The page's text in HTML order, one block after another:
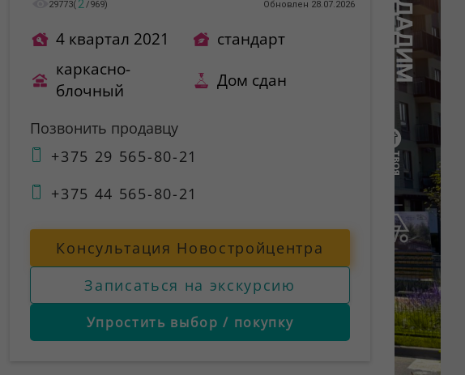
29773( 2 /969) Обновлен 28.07.2026
4 квартал 2021
стандарт
каркасно-
блочный
Дом сдан
Позвонить продавцу
+375 29 565-80-21
+375 44 565-80-21
Консультация Новостройцентра
Записаться на экскурсию
Упростить выбор / покупку